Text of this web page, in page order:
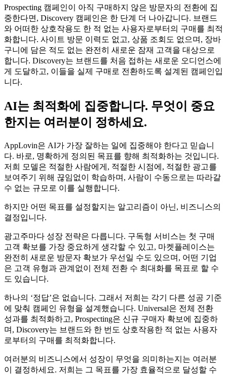
Prospecting 캠페인이 아직 구매하지 않은 방문자의 전환에 집
중한다면, Discovery 캠페인은 한 단계 더 나아갑니다. 브랜드
와 어떠한 상호작용도 한 적 없는 사용자로부터의 구매를 최적
화합니다. 사이트 방문 이력도 없고, 상품 조회도 없으며, 장바
구니에 담은 적도 없는 완전히 새로운 잠재 고객을 대상으로
합니다. Discovery는 브랜드를 처음 접하는 새로운 오디언스에
게 도달하고, 이들을 실제 구매로 전환하도록 설계된 캠페인입
니다.
AI는 최적화에 집중합니다. 무엇이 중요
한지는 여러분이 정하세요.
AppLovin은 AI가 가장 잘하는 일에 집중해야 한다고 믿습니
다. 바로, 명확하게 정의된 목표를 향해 최적화하는 것입니다.
저희 모델은 적절한 사람에게, 적절한 시점에, 적절한 광고를
보여주기 위해 끊임없이 학습하며, 사람이 수동으로는 따라갈
수 없는 규모로 이를 실행합니다.
하지만 어떤 목표를 설정할지는 알고리즘이 아닌, 비즈니스의
결정입니다.
광고주마다 성장 전략은 다릅니다. 구독형 서비스는 첫 구매
고객 확보를 가장 중요하게 생각할 수 있고, 마켓플레이스는
완전히 새로운 방문자 확보가 우선일 수도 있으며, 어떤 기업
은 고객 유형과 관계없이 전체 전환 수 최대화를 목표로 할 수
도 있습니다.
하나의 ‘정답’은 없습니다. 그래서 저희는 각기 다른 성공 기준
에 맞춰 캠페인 유형을 설계했습니다. Universal은 전체 전환
성과를 최적화하고, Prospecting은 신규 구매자 확보에 집중하
며, Discovery는 브랜드와 한 번도 상호작용한 적 없는 사용자
로부터의 구매를 최적화합니다.
여러분의 비즈니스에서 성장이 무엇을 의미하는지는 여러분
이 결정하세요. 저희는 그 목표를 가장 효율적으로 달성할 수